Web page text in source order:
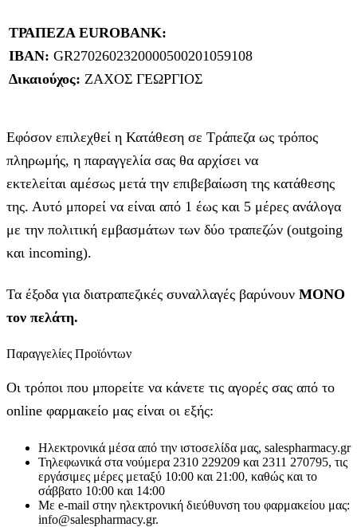
ΤΡΑΠΕΖΑ EUROBANK:
IBAN: GR2702602320000500201059108
Δικαιούχος: ΖΑΧΟΣ ΓΕΩΡΓΙΟΣ
Εφόσον επιλεχθεί η Κατάθεση σε Τράπεζα ως τρόπος
πληρωμής, η παραγγελία σας θα αρχίσει να
εκτελείται αμέσως μετά την επιβεβαίωση της κατάθεσης
της. Αυτό μπορεί να είναι από 1 έως και 5 μέρες ανάλογα
με την πολιτική εμβασμάτων των δύο τραπεζών (outgoing
και incoming).
Τα έξοδα για διατραπεζικές συναλλαγές βαρύνουν MONO
τον πελάτη.
Παραγγελίες Προϊόντων
Οι τρόποι που μπορείτε να κάνετε τις αγορές σας από το
online φαρμακείο μας είναι οι εξής:
Ηλεκτρονικά μέσα από την ιστοσελίδα μας, salespharmacy.gr
Τηλεφωνικά στα νούμερα 2310 229209 και 2311 270795, τις
εργάσιμες μέρες μεταξύ 10:00 και 21:00, καθώς και το
σάββατο 10:00 και 14:00
Με e-mail στην ηλεκτρονική διεύθυνση του φαρμακείου μας:
info@salespharmacy.gr.